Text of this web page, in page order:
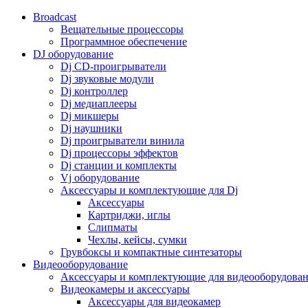
Broadcast
Вещательные процессоры
Программное обеспечение
DJ оборудование
Dj CD-проигрыватели
Dj звуковые модули
Dj контроллер
Dj медиаплееры
Dj микшеры
Dj наушники
Dj проигрыватели винила
Dj процессоры эффектов
Dj станции и комплекты
Vj оборудование
Аксессуары и комплектующие для Dj
Аксессуары
Картриджи, иглы
Слипматы
Чехлы, кейсы, сумки
Грувбоксы и компактные синтезаторы
Видеооборудование
Аксессуары и комплектующие для
Видеокамеры и аксессуары
Аксессуары для видеокамер